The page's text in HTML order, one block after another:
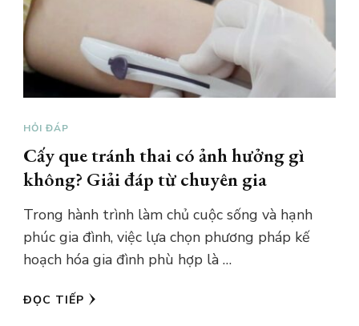
HỎI ĐÁP
Cấy que tránh thai có ảnh hưởng gì
không? Giải đáp từ chuyên gia
Trong hành trình làm chủ cuộc sống và hạnh
phúc gia đình, việc lựa chọn phương pháp kế
hoạch hóa gia đình phù hợp là …
ĐỌC TIẾP